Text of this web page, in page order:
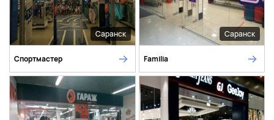
Саранск
Спортмастер
Саранск
Familia